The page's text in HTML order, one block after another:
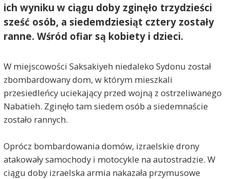
ich wyniku w ciągu doby zginęło trzydzieści
sześć osób, a siedemdziesiąt cztery zostały
ranne. Wśród ofiar są kobiety i dzieci.
W miejscowości Saksakiyeh niedaleko Sydonu został
zbombardowany dom, w którym mieszkali
przesiedleńcy uciekający przed wojną z ostrzeliwanego
Nabatieh. Zginęło tam siedem osób a siedemnaście
zostało rannych.
Oprócz bombardowania domów, izraelskie drony
atakowały samochody i motocykle na autostradzie. W
ciągu doby izraelska armia nakazała przymusowe